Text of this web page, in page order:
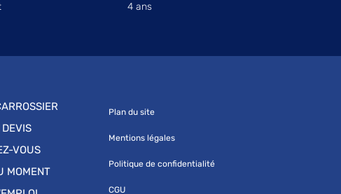
4 ans
VOUS
MOMENT
Plan du site
Mentions légales
Politique de confidentialité
CGU